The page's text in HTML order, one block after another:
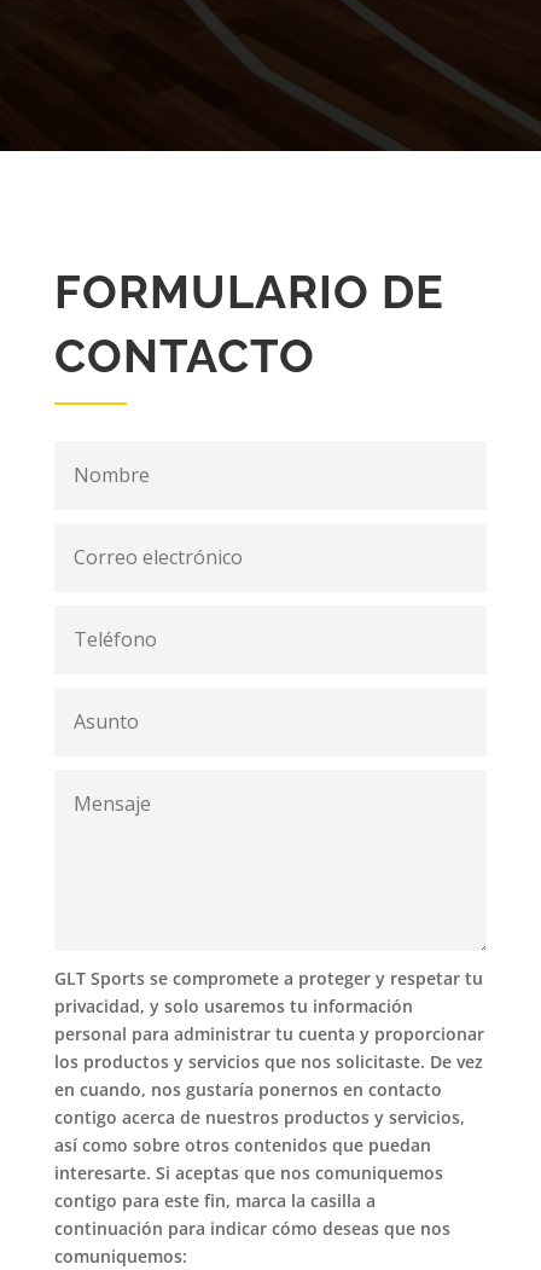
FORMULARIO DE
CONTACTO
GLT Sports se compromete a proteger y respetar tu
privacidad, y solo usaremos tu información
personal para administrar tu cuenta y proporcionar
los productos y servicios que nos solicitaste. De vez
en cuando, nos gustaría ponernos en contacto
contigo acerca de nuestros productos y servicios,
así como sobre otros contenidos que puedan
interesarte. Si aceptas que nos comuniquemos
contigo para este fin, marca la casilla a
continuación para indicar cómo deseas que nos
comuniquemos: